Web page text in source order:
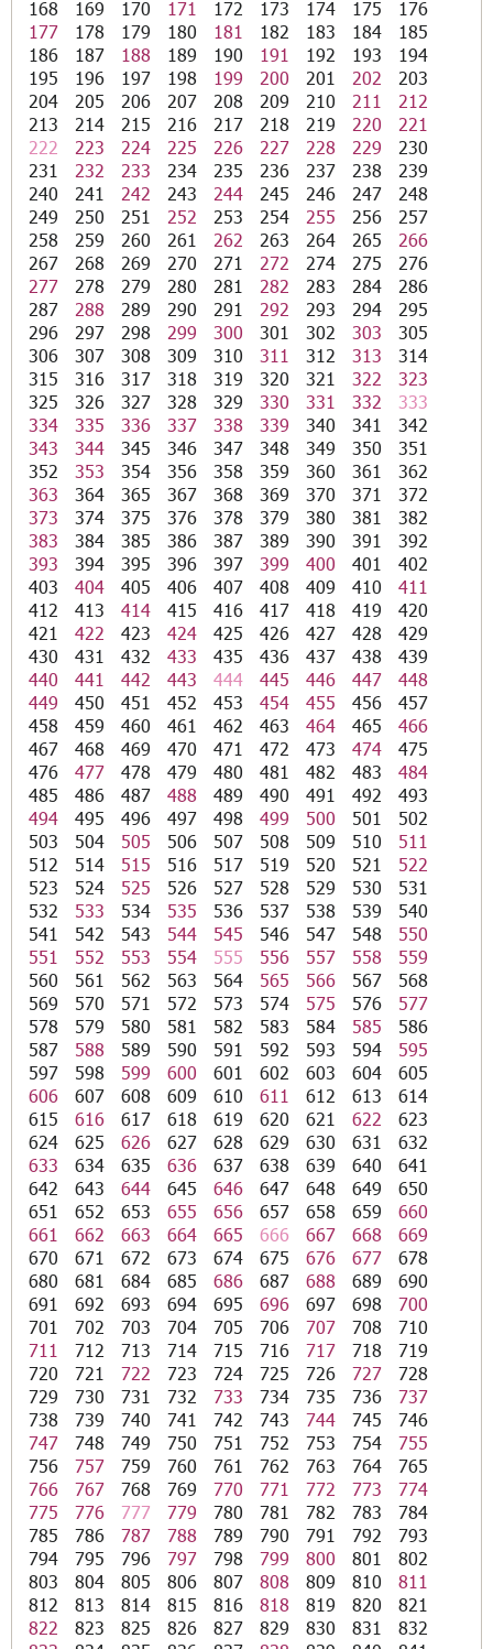
168
169 170 171 172 173 174 175
176
177
178 179 180 181 182 183 184
185
186
187 188 189 190 191 192 193
194
195
196 197 198 199 200 201 202
203
204
205 206 207 208 209 210 211
212
213
214 215 216 217 218 219 220
221
222
223 224 225 226 227 228 229
230
231
232 233 234 235 236 237 238
239
240
241 242 243 244 245 246 247
248
249
250 251 252 253 254 255 256
257
258
259 260 261 262 263 264 265
266
267
268 269 270 271 272 274 275
276
277
278 279 280 281 282 283 284
286
287
288 289 290 291 292 293 294
295
296
297 298 299 300 301 302 303
305
306
307 308 309 310 311 312 313
314
315
316 317 318 319 320 321 322
323
325
326 327 328 329 330 331 332
333
334
335 336 337 338 339 340 341
342
343
344 345 346 347 348 349 350
351
352
353 354 356 358 359 360 361
362
363
364 365 367 368 369 370 371
372
373
374 375 376 378 379 380 381
382
383
384 385 386 387 389 390 391
392
393
394 395 396 397 399 400 401
402
403
404 405 406 407 408 409 410
411
412
413 414 415 416 417 418 419
420
421
422 423 424 425 426 427 428
429
430
431 432 433 435 436 437 438
439
440
441 442 443 444 445 446 447
448
449
450 451 452 453 454 455 456
457
458
459 460 461 462 463 464 465
466
467
468 469 470 471 472 473 474
475
476
477 478 479 480 481 482 483
484
485
486 487 488 489 490 491 492
493
494
495 496 497 498 499 500 501
502
503
504 505 506 507 508 509 510
511
512
514 515 516 517 519 520 521
522
523
524 525 526 527 528 529 530
531
532
533 534 535 536 537 538 539
540
541
542 543 544 545 546 547 548
550
551
552 553 554 555 556 557 558
559
560
561 562 563 564 565 566 567
568
569
570 571 572 573 574 575 576
577
578
579 580 581 582 583 584 585
586
587
588 589 590 591 592 593 594
595
597
598 599 600 601 602 603 604
605
606
607 608 609 610 611 612 613
614
615
616 617 618 619 620 621 622
623
624
625 626 627 628 629 630 631
632
633
634 635 636 637 638 639 640
641
642
643 644 645 646 647 648 649
650
651
652 653 655 656 657 658 659
660
661
662 663 664 665 666 667 668
669
670
671 672 673 674 675 676 677
678
680
681 684 685 686 687 688 689
690
691
692 693 694 695 696 697 698
700
701
702 703 704 705 706 707 708
710
711
712 713 714 715 716 717 718
719
720
721 722 723 724 725 726 727
728
729
730 731 732 733 734 735 736
737
738
739 740 741 742 743 744 745
746
747
748 749 750 751 752 753 754
755
756
757 759 760 761 762 763 764
765
766
767 768 769 770 771 772 773
774
775
776 777 779 780 781 782 783
784
785
786 787 788 789 790 791 792
793
794
795 796 797 798 799 800 801
802
803
804 805 806 807 808 809 810
811
812
813 814 815 816 818 819 820
821
822
823 825 826 827 829 830 831
832